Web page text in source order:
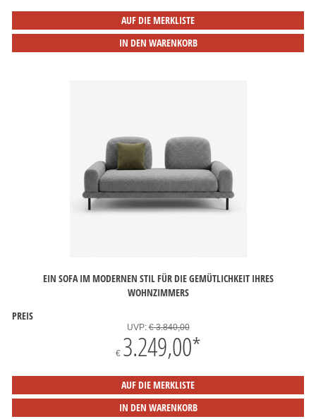
AUF DIE MERKLISTE
IN DEN WARENKORB
EIN SOFA IM MODERNEN STIL FÜR DIE GEMÜTLICHKEIT IHRES
WOHNZIMMERS
PREIS
UVP:€ 3.840,00
€ 3.249,00*
AUF DIE MERKLISTE
IN DEN WARENKORB